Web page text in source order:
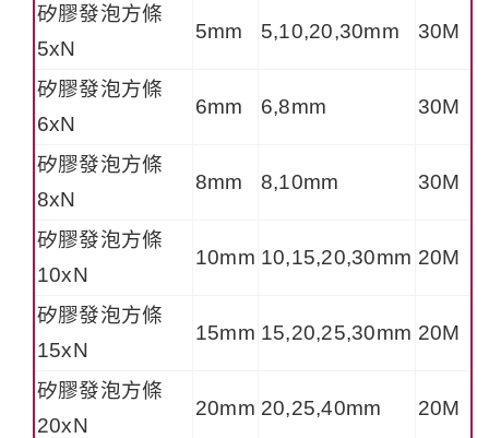
矽膠發泡方條
5xN
5mm 5,10,20,30mm 30M
矽膠發泡方條
6xN
6mm 6,8mm 30M
矽膠發泡方條
8xN
8mm 8,10mm 30M
矽膠發泡方條
10xN
10mm 10,15,20,30mm 20M
矽膠發泡方條
15xN
15mm 15,20,25,30mm 20M
矽膠發泡方條
20xN
20mm 20,25,40mm 20M